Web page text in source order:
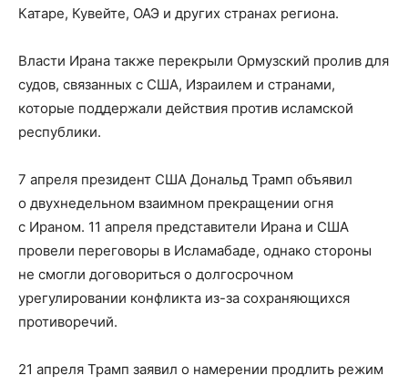
Катаре, Кувейте, ОАЭ и других странах региона.
Власти Ирана также перекрыли Ормузский пролив для
судов, связанных с США, Израилем и странами,
которые поддержали действия против исламской
республики.
7 апреля президент США Дональд Трамп объявил
о двухнедельном взаимном прекращении огня
с Ираном. 11 апреля представители Ирана и США
провели переговоры в Исламабаде, однако стороны
не смогли договориться о долгосрочном
урегулировании конфликта из-за сохраняющихся
противоречий.
21 апреля Трамп заявил о намерении продлить режим